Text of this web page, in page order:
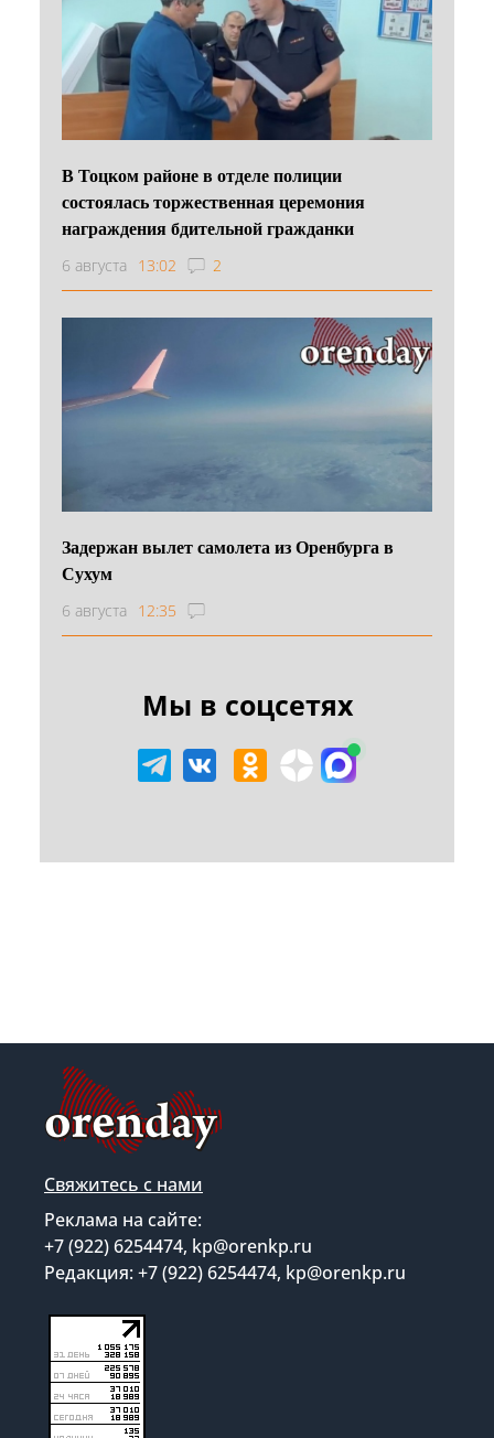
В Тоцком районе в отделе полиции
состоялась торжественная церемония
награждения бдительной гражданки
6 августа 13:02 2
Задержан вылет самолета из Оренбурга в
Сухум
6 августа 12:35
Мы в соцсетях
Свяжитесь с нами
Реклама на сайте:
+7 (922) 6254474, kp@orenkp.ru
Редакция: +7 (922) 6254474, kp@orenkp.ru